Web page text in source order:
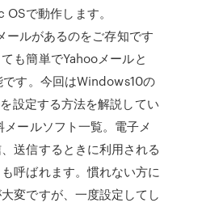
で動作します。
ルがあるのをご存知です
も簡単でYahooメールと
す。今回はWindows10の
設定する方法を解説してい
ールソフト一覧。電子メ
送信するときに利用される
呼ばれます。慣れない方に
変ですが、一度設定してし